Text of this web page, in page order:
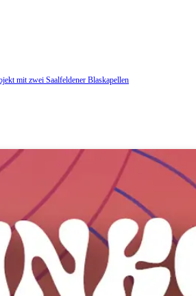
mit zwei Saalfeldener Blaskapellen